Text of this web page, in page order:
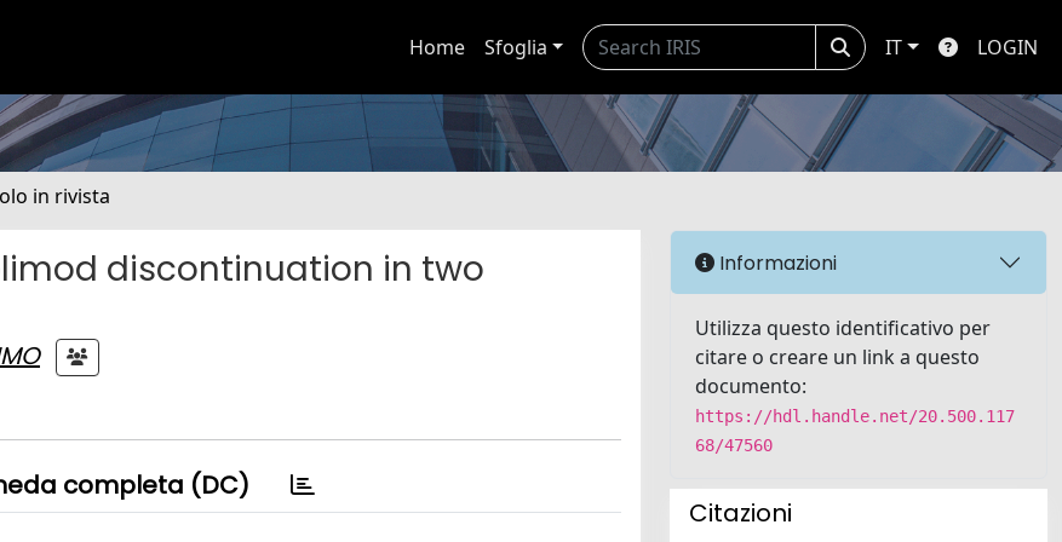
Home Sfoglia IT LOGIN
in rivista
discontinuation in two
completa (DC)
Informazioni
Utilizza questo identificativo per
citare o creare un link a questo
documento:
https://hdl.handle.net/20.500.117
68/47560
Citazioni